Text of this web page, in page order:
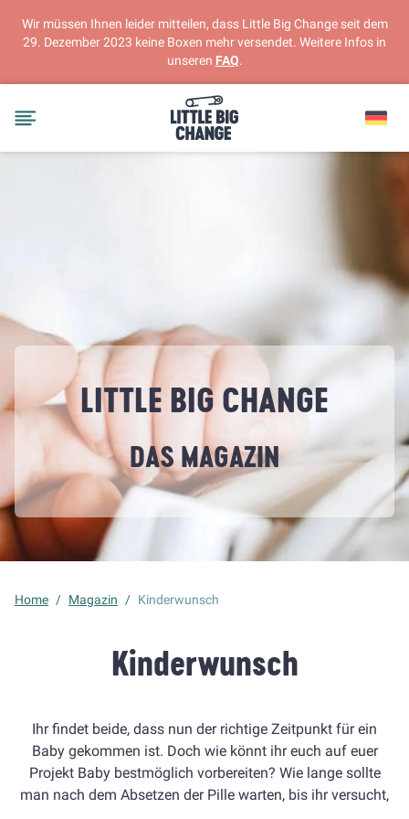
Wir müssen Ihnen leider mitteilen, dass Little Big Change seit dem
29. Dezember 2023 keine Boxen mehr versendet. Weitere Infos in
unseren FAQ.
LITTLE BIG CHANGE
DASMAGAZIN
Home / Magazin / Kinderwunsch
Kinderwunsch
Ihr findet beide, dass nun der richtige Zeitpunkt für ein
Baby gekommen ist. Doch wie könnt ihr euch auf euer
Projekt Baby bestmöglich vorbereiten? Wie lange sollte
man nach dem Absetzen der Pille warten, bis ihr versucht,